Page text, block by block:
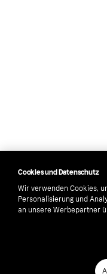
Cookies und Datenschutz
Wir verwenden Cookies,
Personalisierung und
an unsere Werbepartner